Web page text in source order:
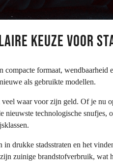
Keuze voor
compacte formaat, wendbaarheid
als gebruikte modellen.
waar voor zijn geld. Of je nu
nieuwste technologische snufjes,
drukke stadsstraten en het
zuinige brandstofverbruik, wat